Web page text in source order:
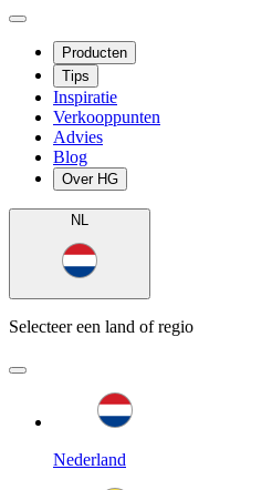
Producten
Tips
Inspiratie
Verkooppunten
Advies
Blog
Over HG
NL
Selecteer een land of regio
Nederland